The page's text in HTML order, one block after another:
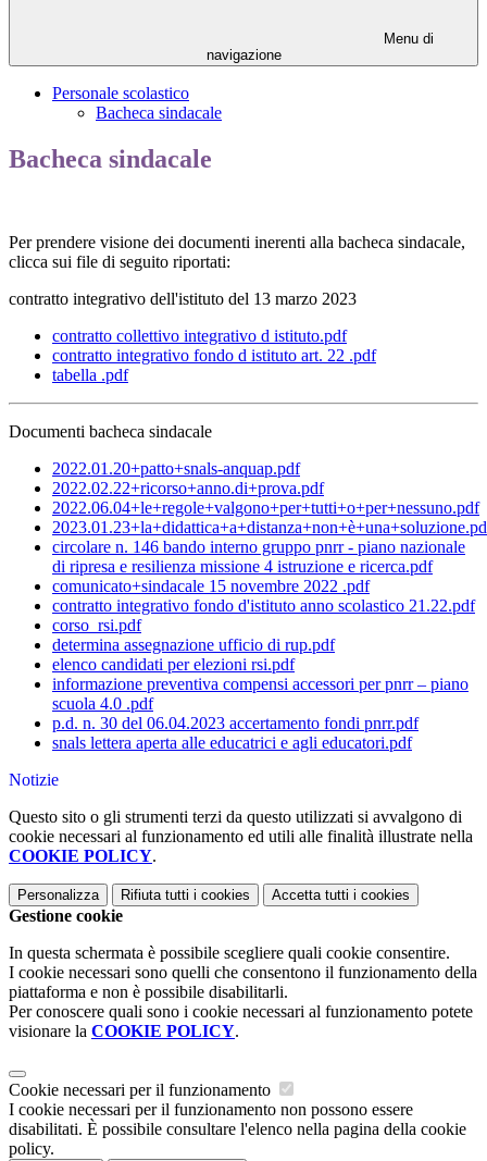
Menu di
navigazione
Personale scolastico
Bacheca sindacale
Bacheca sindacale
Per prendere visione dei documenti inerenti alla bacheca sindacale,
clicca sui file di seguito riportati:
contratto integrativo dell'istituto del 13 marzo 2023
contratto collettivo integrativo d istituto.pdf
contratto integrativo fondo d istituto art. 22 .pdf
tabella .pdf
Documenti bacheca sindacale
2022.01.20+patto+snals-anquap.pdf
2022.02.22+ricorso+anno.di+prova.pdf
2022.06.04+le+regole+valgono+per+tutti+o+per+nessuno.pdf
circolare n. 146 bando interno gruppo pnrr - piano nazionale
di ripresa e resilienza missione 4 istruzione e ricerca.pdf
comunicato+sindacale 15 novembre 2022 .pdf
contratto integrativo fondo d'istituto anno scolastico 21.22.pdf
corso_rsi.pdf
determina assegnazione ufficio di rup.pdf
elenco candidati per elezioni rsi.pdf
informazione preventiva compensi accessori per pnrr – piano
scuola 4.0 .pdf
p.d. n. 30 del 06.04.2023 accertamento fondi pnrr.pdf
snals lettera aperta alle educatrici e agli educatori.pdf
Notizie
Questo sito o gli strumenti terzi da questo utilizzati si avvalgono di
cookie necessari al funzionamento ed utili alle finalità illustrate nella
COOKIE POLICY.
Personalizza Rifiuta tutti i cookies Accetta tutti i cookies
Gestione cookie
In questa schermata è possibile scegliere quali cookie consentire.
I cookie necessari sono quelli che consentono il funzionamento della
piattaforma e non è possibile disabilitarli.
Per conoscere quali sono i cookie necessari al funzionamento potete
visionare la COOKIE POLICY.
Cookie necessari per il funzionamento
I cookie necessari per il funzionamento non possono essere
disabilitati. È possibile consultare l'elenco nella pagina della cookie
policy.